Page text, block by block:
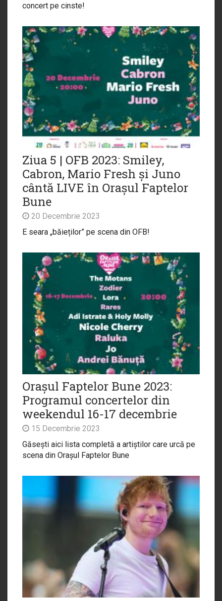
concert pe cinste!
Ziua 5 | OFB 2023: Smiley,
Cabron, Mario Fresh și Juno
cântă LIVE în Orașul Faptelor
Bune
20 Decembrie 2023
E seara „băieților” pe scena din OFB!
Orașul Faptelor Bune 2023:
Programul concertelor din
weekendul 16-17 decembrie
15 Decembrie 2023
Găsești aici lista completă a artiștilor care urcă pe
scena din Orașul Faptelor Bune